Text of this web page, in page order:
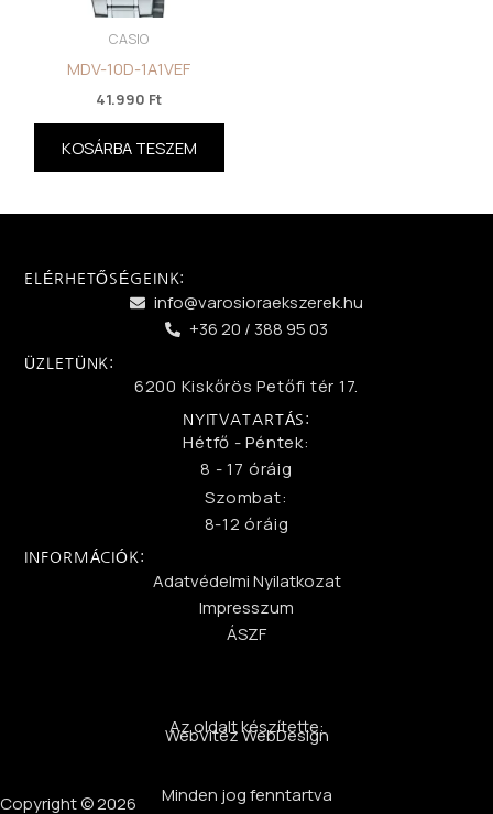
CASIO
MDV-10D-1A1VEF
41.990 Ft
KOSÁRBA TESZEM
ELÉRHETŐSÉGEINK:
info@varosioraekszerek.hu
+36 20 / 388 95 03
ÜZLETÜNK:
6200 Kiskőrös Petőfi tér 17.
NYITVATARTÁS:
Hétfő - Péntek:
8 - 17 óráig
Szombat:
8-12 óráig
INFORMÁCIÓK:
Adatvédelmi Nyilatkozat
Impresszum
ÁSZF
Az oldalt készítette:
WebVitéz WebDesign
Minden jog fenntartva
Copyright © 2026